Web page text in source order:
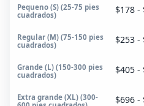
$178 -
$253 -
$405 -
$696 -